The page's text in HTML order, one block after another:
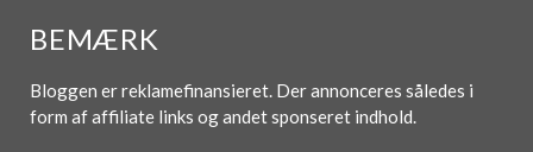
BEMÆRK
Bloggen er reklamefinansieret. Der annonceres således i
form af affiliate links og andet sponseret indhold.